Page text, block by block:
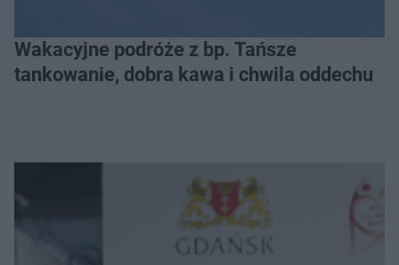
Wakacyjne podróże z bp. Tańsze
tankowanie, dobra kawa i chwila oddechu